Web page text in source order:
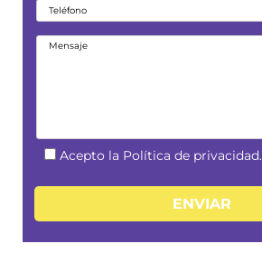
Acepto la Política de privacidad.